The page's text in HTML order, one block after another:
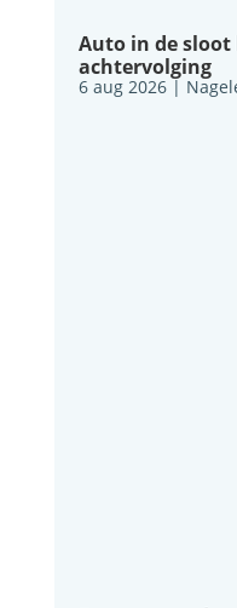
Auto in de sloot
achtervolging
6 aug 2026|